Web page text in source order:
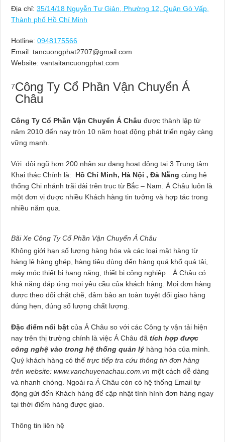
Địa chỉ:35/14/18 Nguyễn Tư Giản, Phường 12, Quận Gò Vấp,
Thành phố Hồ Chí Minh
Hotline: 0948175566
Email: tancuongphat2707@gmail.com
Website: vantaitancuongphat.com
7Công Ty Cổ Phần Vận Chuyển Á
Châu
Công Ty Cổ Phần Vận Chuyển Á Châu được thành lập từ
năm 2010 đến nay tròn 10 năm hoạt động phát triển ngày càng
vững mạnh.
Với đội ngũ hơn 200 nhân sự đang hoạt động tại 3 Trung tâm
Khai thác Chính là: Hồ Chí Minh, Hà Nội , Đà Nẵng cùng hệ
thống Chi nhánh trãi dài trên trục từ Bắc – Nam. Á Châu luôn là
một đơn vị được nhiều Khách hàng tin tưởng và hợp tác trong
nhiều năm qua.
Bãi Xe Công Ty Cổ Phần Vận Chuyển Á Châu
Không giới hạn số lượng hàng hóa và các loại mặt hàng từ
hàng lẻ hàng ghép, hàng tiêu dùng đến hàng quá khổ quá tải,
máy móc thiết bị hạng nặng, thiết bị công nghiệp…Á Châu có
khả năng đáp ứng mọi yêu cầu của khách hàng. Mọi đơn hàng
được theo dõi chặt chẽ, đảm bảo an toàn tuyệt đối giao hàng
đúng hẹn, đúng số lượng chất lượng.
Đặc điểm nổi bật của Á Châu so với các Công ty vận tải hiện
nay trên thị trường chính là việc Á Châu đãtích hợp được
công nghệ vào trong hệ thống quản lý hàng hóa của mình.
Quý khách hàng có thếtrực tiếp tra cứu thông tin đơn hàng
trên website: www.vanchuyenachau.com.vn một cách dễ dàng
và nhanh chóng. Ngoài ra Á Châu còn có hệ thống Email tự
động gửi đến Khách hàng để cập nhật tình hình đơn hàng ngay
tại thời điểm hàng được giao.
Thông tin liên hệ